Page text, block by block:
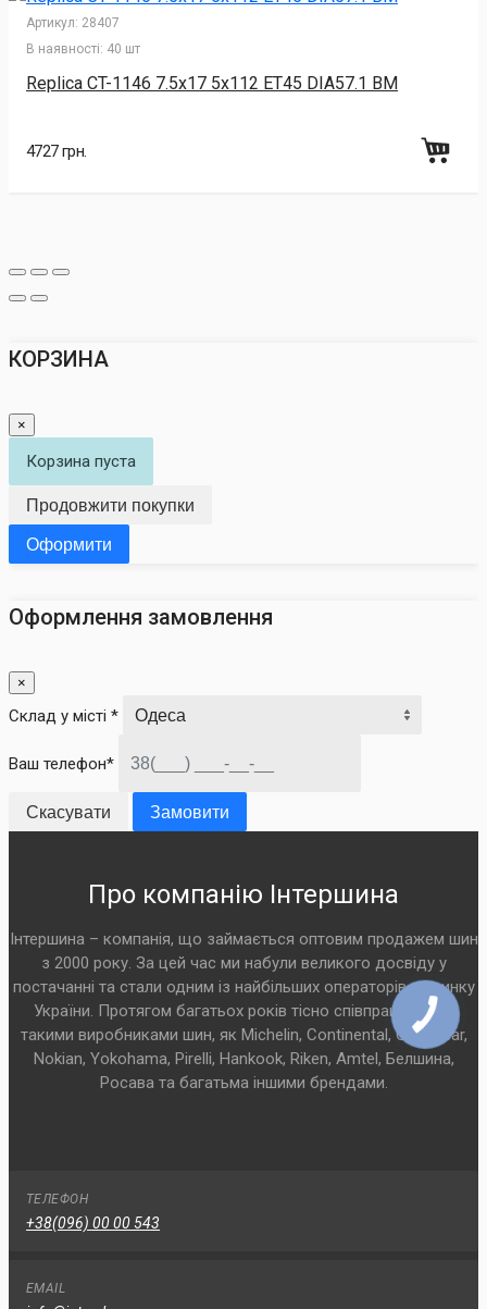
Артикул: 28407
В наявності: 40 шт
Replica CT-1146 7.5x17 5x112 ET45 DIA57.1 BM
4727 грн.
КОРЗИНА
×
Корзина пуста
Продовжити покупки
Оформити
Оформлення замовлення
×
Склад у місті *
Ваш телефон*
Скасувати Замовити
Про компанію Інтершина
Інтершина – компанія, що займається оптовим продажем шин
з 2000 року. За цей час ми набули великого досвіду у
постачанні та стали одним із найбільших операторів на ринку
України. Протягом багатьох років тісно співпрацюємо з
такими виробниками шин, як Michelin, Continental, Goodyear,
Nokian, Yokohama, Pirelli, Hankook, Riken, Amtel, Белшина,
Росава та багатьма іншими брендами.
ТЕЛЕФОН
+38(096) 00 00 543
EMAIL